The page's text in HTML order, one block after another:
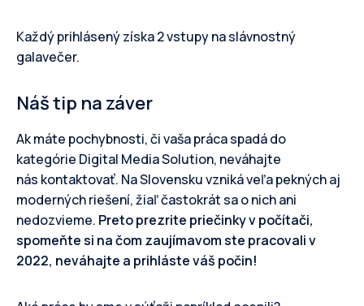
Každý prihlásený získa 2 vstupy na slávnostný
galavečer.
Náš tip na záver
Ak máte pochybnosti, či vaša práca spadá do
kategórie Digital Media Solution, neváhajte
nás kontaktovať. Na Slovensku vzniká veľa pekných aj
moderných riešení, žiaľ častokrát sa o nich ani
nedozvieme. Preto prezrite priečinky v počítači,
spomeňte si na čom zaujímavom ste pracovali v
2022, neváhajte a prihláste váš počin!